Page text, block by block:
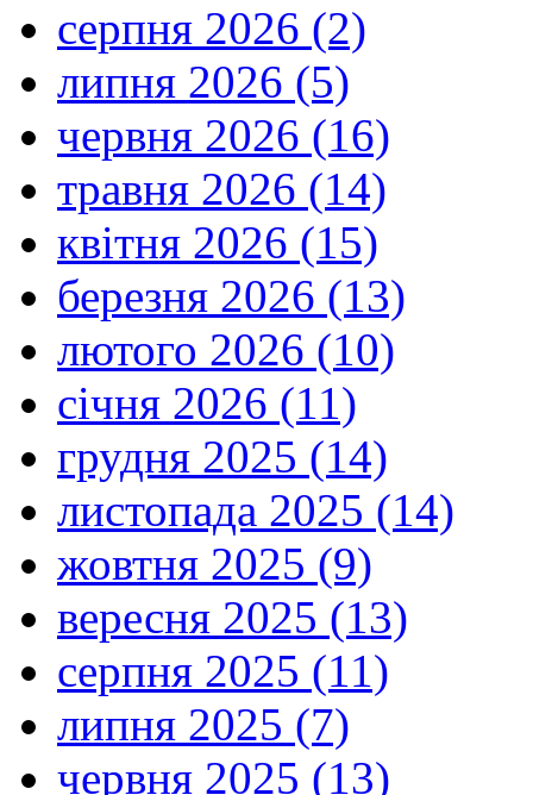
серпня 2026 (2)
липня 2026 (5)
червня 2026 (16)
травня 2026 (14)
квітня 2026 (15)
березня 2026 (13)
лютого 2026 (10)
січня 2026 (11)
грудня 2025 (14)
листопада 2025 (14)
жовтня 2025 (9)
вересня 2025 (13)
серпня 2025 (11)
липня 2025 (7)
червня 2025 (13)